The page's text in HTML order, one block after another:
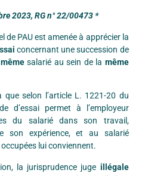
2023, RG n° 22/00473*
de PAU est amenée à apprécier la
concernant une succession de
mêmesalarié au sein de la même
que selon l’article L. 1221-20 du
d’essai permet à l’employeur
du salarié dans son travail,
son expérience, et au salarié
lui conviennent.
la jurisprudence juge illégale